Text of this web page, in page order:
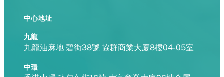
中心地址
九龍
九龍油麻地 碧街38號 協群商業大廈8樓04-05室
中環